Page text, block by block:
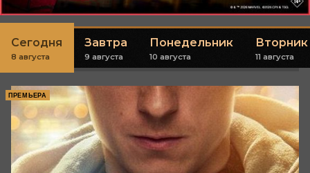
Сегодня
8 августа
Завтра
9 августа
Понедельник
10 августа
Вторник
11 августа
ПРЕМЬЕРА